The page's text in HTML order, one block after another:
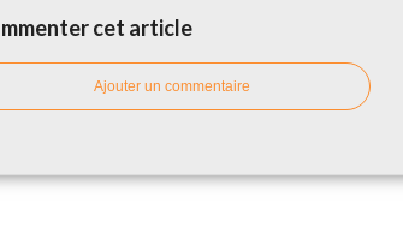
cet article
Ajouter un commentaire